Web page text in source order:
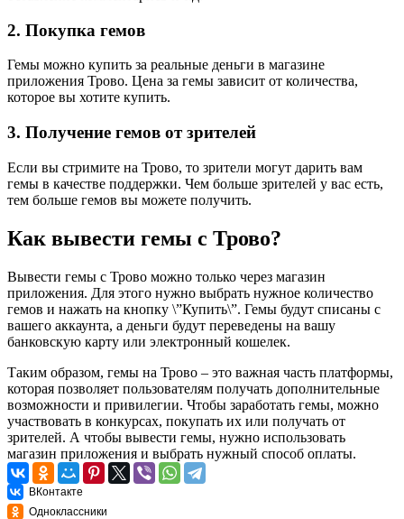
2. Покупка гемов
Гемы можно купить за реальные деньги в магазине
приложения Трово. Цена за гемы зависит от количества,
которое вы хотите купить.
3. Получение гемов от зрителей
Если вы стримите на Трово, то зрители могут дарить вам
гемы в качестве поддержки. Чем больше зрителей у вас есть,
тем больше гемов вы можете получить.
Как вывести гемы с Трово?
Вывести гемы с Трово можно только через магазин
приложения. Для этого нужно выбрать нужное количество
гемов и нажать на кнопку \”Купить\”. Гемы будут списаны с
вашего аккаунта, а деньги будут переведены на вашу
банковскую карту или электронный кошелек.
Таким образом, гемы на Трово – это важная часть платформы,
которая позволяет пользователям получать дополнительные
возможности и привилегии. Чтобы заработать гемы, можно
участвовать в конкурсах, покупать их или получать от
зрителей. А чтобы вывести гемы, нужно использовать
магазин приложения и выбрать нужный способ оплаты.
ВКонтакте
Одноклассники